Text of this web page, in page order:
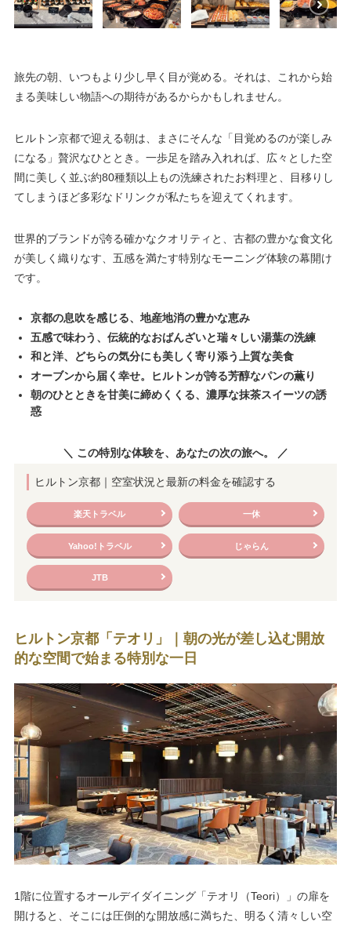
旅先の朝、いつもより少し早く目が覚める。それは、これから始
まる美味しい物語への期待があるからかもしれません。
ヒルトン京都で迎える朝は、まさにそんな「目覚めるのが楽しみ
になる」贅沢なひととき。一歩足を踏み入れれば、広々とした空
間に美しく並ぶ約80種類以上もの洗練されたお料理と、目移りし
てしまうほど多彩なドリンクが私たちを迎えてくれます。
世界的ブランドが誇る確かなクオリティと、古都の豊かな食文化
が美しく織りなす、五感を満たす特別なモーニング体験の幕開け
です。
京都の息吹を感じる、地産地消の豊かな恵み
五感で味わう、伝統的なおばんざいと瑞々しい湯葉の洗練
和と洋、どちらの気分にも美しく寄り添う上質な美食
オーブンから届く幸せ。ヒルトンが誇る芳醇なパンの薫り
朝のひとときを甘美に締めくくる、濃厚な抹茶スイーツの誘
惑
＼ この特別な体験を、あなたの次の旅へ。 ／
ヒルトン京都｜空室状況と最新の料金を確認する
楽天トラベル 一休
Yahoo!トラベル じゃらん
JTB
ヒルトン京都「テオリ」｜朝の光が差し込む開放
的な空間で始まる特別な一日
1階に位置するオールデイダイニング「テオリ（Teori）」の扉を
開けると、そこには圧倒的な開放感に満ちた、明るく清々しい空